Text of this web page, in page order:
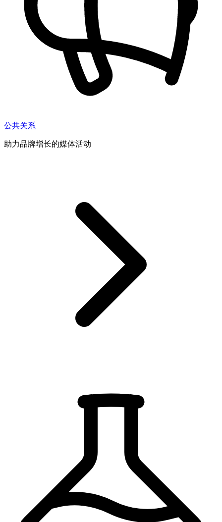
公共关系
助力品牌增长的媒体活动